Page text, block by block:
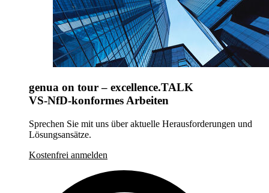
genua on tour – excellence.TALK
VS-NfD-konformes Arbeiten
Sprechen Sie mit uns über aktuelle Herausforderungen und
Lösungsansätze.
Kostenfrei anmelden